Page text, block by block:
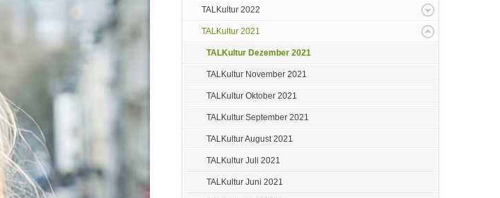
TALKultur 2022
TALKultur 2021
TALKultur Dezember 2021
TALKultur November 2021
TALKultur Oktober 2021
TALKultur September 2021
TALKultur August 2021
TALKultur Juli 2021
TALKultur Juni 2021